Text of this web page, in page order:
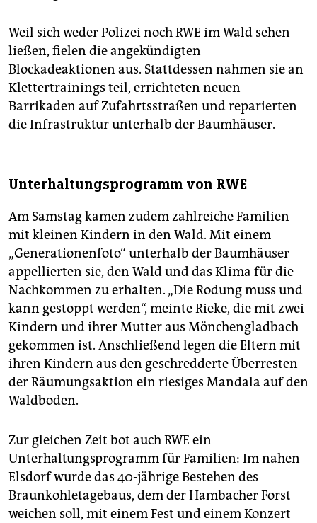
Weil sich weder Polizei noch RWE im Wald sehen
ließen, fielen die angekündigten
Blockadeaktionen aus. Stattdessen nahmen sie an
Klettertrainings teil, errichteten neuen
Barrikaden auf Zufahrtsstraßen und reparierten
die Infrastruktur unterhalb der Baumhäuser.
Unterhaltungsprogramm von RWE
Am Samstag kamen zudem zahlreiche Familien
mit kleinen Kindern in den Wald. Mit einem
„Generationenfoto“ unterhalb der Baumhäuser
appellierten sie, den Wald und das Klima für die
Nachkommen zu erhalten. „Die Rodung muss und
kann gestoppt werden“, meinte Rieke, die mit zwei
Kindern und ihrer Mutter aus Mönchengladbach
gekommen ist. Anschließend legen die Eltern mit
ihren Kindern aus den geschredderte Überresten
der Räumungsaktion ein riesiges Mandala auf den
Waldboden.
Zur gleichen Zeit bot auch RWE ein
Unterhaltungsprogramm für Familien: Im nahen
Elsdorf wurde das 40-jährige Bestehen des
Braunkohletagebaus, dem der Hambacher Forst
weichen soll, mit einem Fest und einem Konzert